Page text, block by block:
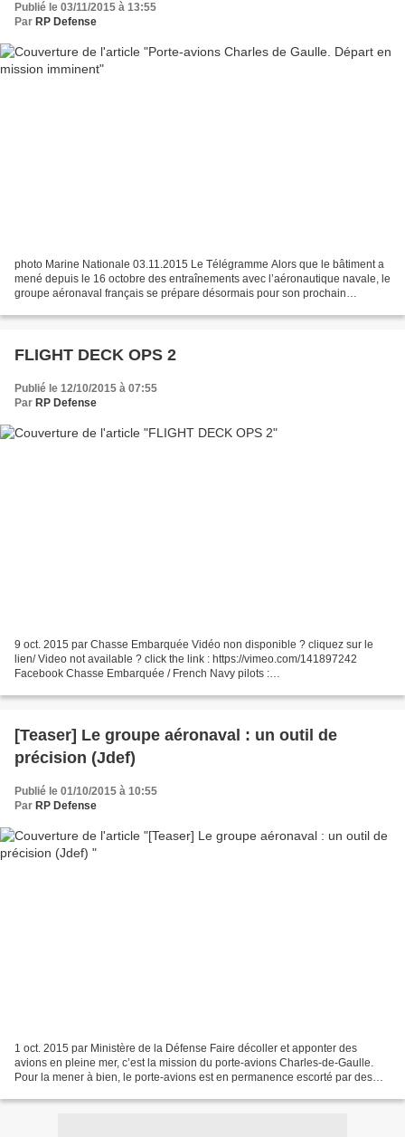
Publié le 03/11/2015 à 13:55
Par RP Defense
photo Marine Nationale 03.11.2015 Le Télégramme Alors que le bâtiment a
mené depuis le 16 octobre des entraînements avec l’aéronautique navale, le
groupe aéronaval français se prépare désormais pour son prochain
FLIGHT DECK OPS 2
Publié le 12/10/2015 à 07:55
Par RP Defense
9 oct. 2015 par Chasse Embarquée Vidéo non disponible ? cliquez sur le
lien/ Video not available ? click the link : https://vimeo.com/141897242
Facebook Chasse Embarquée / French Navy pilots :
[Teaser] Le groupe aéronaval : un outil de
précision (Jdef)
Publié le 01/10/2015 à 10:55
Par RP Defense
1 oct. 2015 par Ministère de la Défense Faire décoller et apponter des
avions en pleine mer, c’est la mission du porte-avions Charles-de-Gaulle.
Pour la mener à bien, le porte-avions est en permanence escorté par des